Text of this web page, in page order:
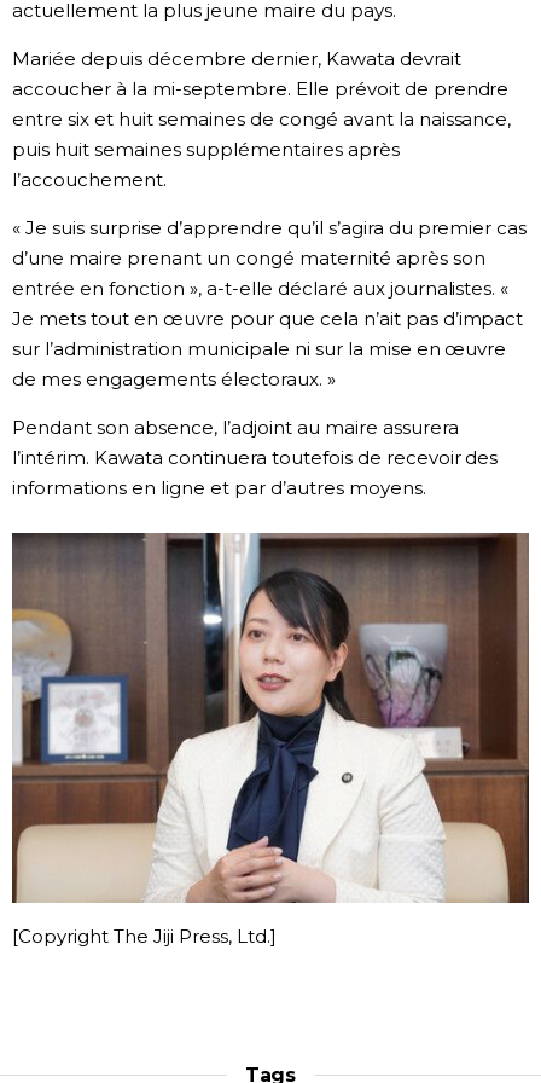
Images
Vidéos
Tokyo
actuellement la plus jeune maire du pays.
Mariée depuis décembre dernier, Kawata devrait
accoucher à la mi-septembre. Elle prévoit de prendre
entre six et huit semaines de congé avant la naissance,
puis huit semaines supplémentaires après
l’accouchement.
« Je suis surprise d’apprendre qu’il s’agira du premier cas
d’une maire prenant un congé maternité après son
entrée en fonction », a-t-elle déclaré aux journalistes. «
Je mets tout en œuvre pour que cela n’ait pas d’impact
sur l’administration municipale ni sur la mise en œuvre
de mes engagements électoraux. »
Pendant son absence, l’adjoint au maire assurera
l’intérim. Kawata continuera toutefois de recevoir des
informations en ligne et par d’autres moyens.
[Copyright The Jiji Press, Ltd.]
Tags